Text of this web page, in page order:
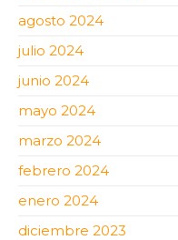
agosto 2024
julio 2024
junio 2024
mayo 2024
marzo 2024
febrero 2024
enero 2024
diciembre 2023